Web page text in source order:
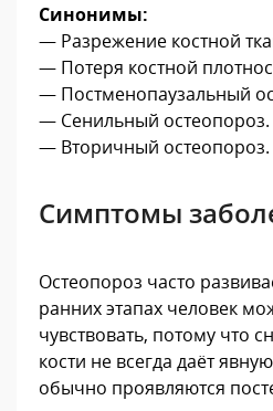
Синонимы:
— Разрежение костной
— Потеря костной
— Постменопаузальный
— Сенильный остеопороз.
— Вторичный остеопороз.
Симптомы
Остеопороз часто
ранних этапах человек
чувствовать, потому что
кости не всегда даёт
обычно проявляются